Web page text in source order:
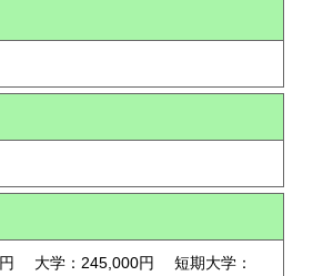
円 大学：245,000円 短期大学：